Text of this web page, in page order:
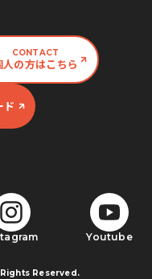
CONTACT
人の方はこちら
ド
Youtube
Reserved.